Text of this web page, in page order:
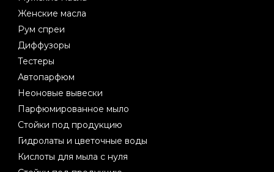
Женские масла
Рум спреи
Диффузоры
Тестеры
Автопарфюм
Неоновые вывески
Парфюмированное мыло
Стойки под продукцию
Гидролаты и цветочные воды
Кислоты для мыла с нуля